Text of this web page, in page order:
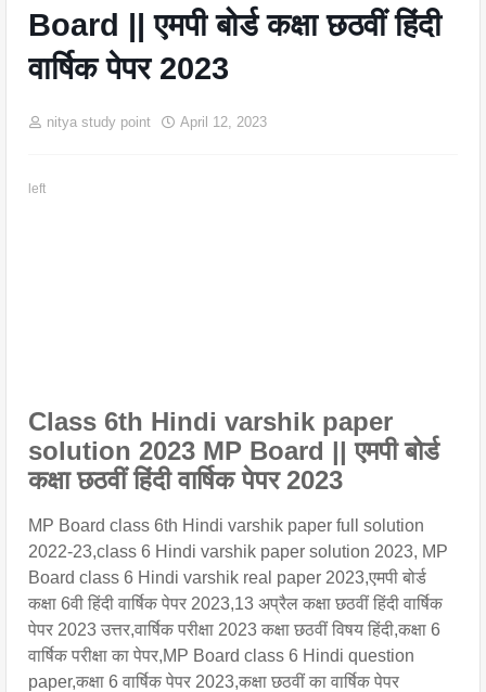
Board || एमपी बोर्ड कक्षा छठवीं हिंदी
वार्षिक पेपर 2023
nitya study point April 12, 2023
left
Class 6th Hindi varshik paper
solution 2023 MP Board || एमपी बोर्ड
कक्षा छठवीं हिंदी वार्षिक पेपर 2023
MP Board class 6th Hindi varshik paper full solution
2022-23,class 6 Hindi varshik paper solution 2023, MP
Board class 6 Hindi varshik real paper 2023,एमपी बोर्ड
कक्षा 6वी हिंदी वार्षिक पेपर 2023,13 अप्रैल कक्षा छठवीं हिंदी वार्षिक
पेपर 2023 उत्तर,वार्षिक परीक्षा 2023 कक्षा छठवीं विषय हिंदी,कक्षा 6
वार्षिक परीक्षा का पेपर,MP Board class 6 Hindi question
paper,कक्षा 6 वार्षिक पेपर 2023,कक्षा छठवीं का वार्षिक पेपर